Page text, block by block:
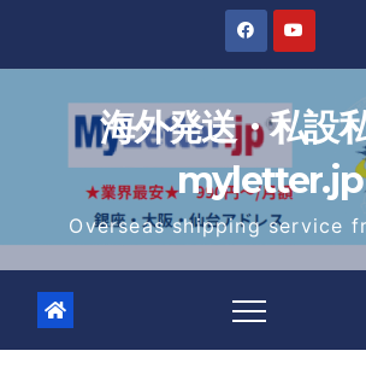
content
海外発送・私設
myletter.jp
Overseas shipping service